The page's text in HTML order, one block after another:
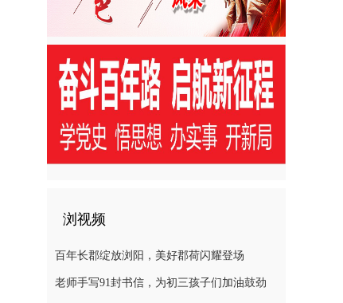
浏视频
百年长郡绽放浏阳，美好郡荷闪耀登场
老师手写91封书信，为初三孩子们加油鼓劲